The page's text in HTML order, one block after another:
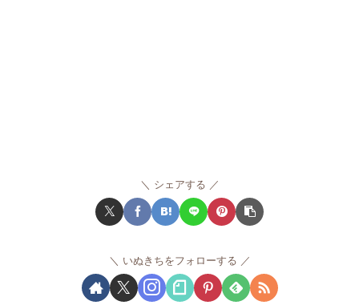
シェアする
いぬきちをフォローする